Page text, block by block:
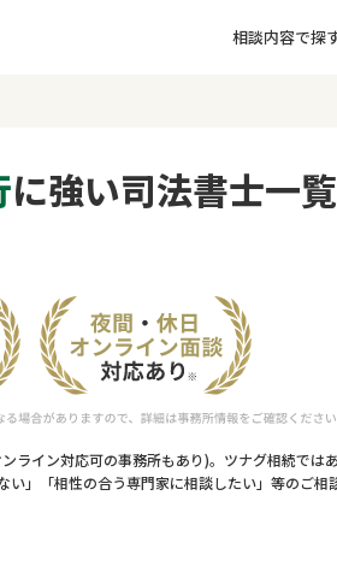
相談内容で探
に強い司法書士一覧
ライン対応可の事務所もあり)。ツナグ相続では
」「相性の合う専門家に相談したい」等のご相談